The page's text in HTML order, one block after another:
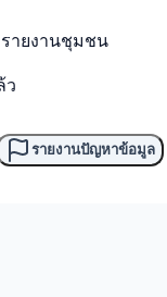
ายงานชุมชน
ว
รายงานปัญหาข้อมูล